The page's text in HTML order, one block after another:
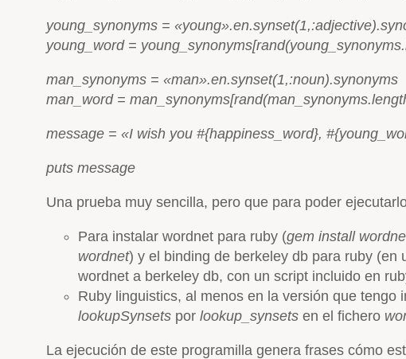
young_synonyms =
young_word =
man_synonyms = «man».en.synset(1,:noun).synonyms
man_word =
message = «I wish you #{happiness_word},
puts message
Una prueba muy sencilla, pero que para poder
Para instalar wordnet para ruby (gem install
wordnet) y el binding de berkeley db para ruby (en
wordnet a berkeley db, con un script incluido en
Ruby linguistics, al menos en la versión que tengo
lookupSynsets por lookup_synsets en el fichero
La ejecución de este programilla genera frases cómo